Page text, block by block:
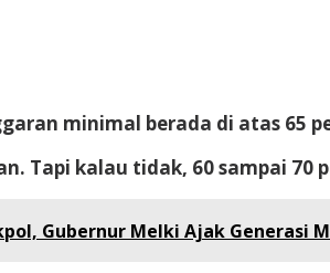
minimal berada di atas 65
Tapi kalau tidak, 60 sampai
Gubernur Melki Ajak Generasi